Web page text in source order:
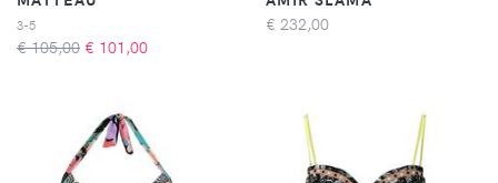
3-5
€ 105,00 € 101,00
€ 232,00